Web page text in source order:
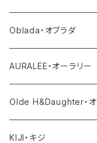
その他パンツ
その他
帽子
シューズ
サロペット・オールイン
その他
アウター
トップス
トップス
ボトム
ワンピース・オールイン
Oblada・オブラダ
アウター
トップス
ボトム
AURALEE・オーラリー
アウター
トップス
Olde H&Daughter・オ
アウター
KIJI・キジ